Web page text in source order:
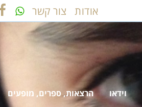
אודות צור קשר
וידאו הרצאות, ספרים, מופעים